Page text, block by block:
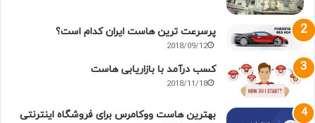
پرسرعت ترین هاست ایران کدام است؟
2018/09/12
کسب درآمد با بازاریابی هاست
2018/11/18
بهترین هاست ووکامرس برای فروشگاه اینترنتی